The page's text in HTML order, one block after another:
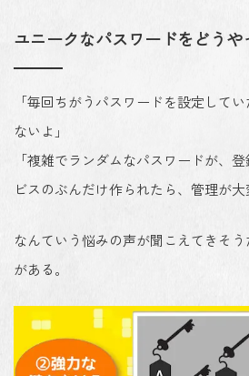
ユニークなパスワードをどうや
「毎回ちがうパスワードを設定して
ないよ」
「複雑でランダムなパスワードが、
ビスのぶんだけ作られたら、管理が大
なんていう悩みの声が聞こえてきそ
がある。